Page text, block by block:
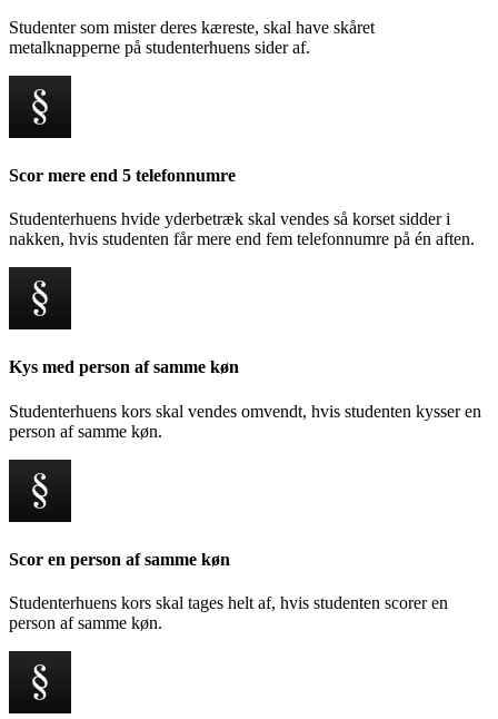
Studenter som mister deres kæreste, skal have skåret
metalknapperne på studenterhuens sider af.
Scor mere end 5 telefonnumre
Studenterhuens hvide yderbetræk skal vendes så korset sidder i
nakken, hvis studenten får mere end fem telefonnumre på én aften.
Kys med person af samme køn
Studenterhuens kors skal vendes omvendt, hvis studenten kysser en
person af samme køn.
Scor en person af samme køn
Studenterhuens kors skal tages helt af, hvis studenten scorer en
person af samme køn.